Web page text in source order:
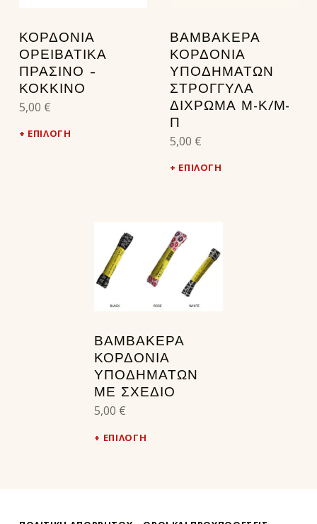
ΚΟΡΔΟΝΙΑ
ΟΡΕΙΒΑΤΙΚΑ
ΠΡΑΣΙΝΟ –
ΚΟΚΚΙΝΟ
5,00 €
ΕΠΙΛΟΓΉ
ΒΑΜΒΑΚΕΡΑ
ΚΟΡΔΟΝΙΑ
ΥΠΟΔΗΜΑΤΩΝ
ΣΤΡΟΓΓΥΛΑ
ΔΙΧΡΩΜΑ Μ-Κ/Μ-
Π
5,00 €
ΕΠΙΛΟΓΉ
ΒΑΜΒΑΚΕΡΑ
ΚΟΡΔΟΝΙΑ
ΥΠΟΔΗΜΑΤΩΝ
ΜΕ ΣΧΕΔΙΟ
5,00 €
ΕΠΙΛΟΓΉ